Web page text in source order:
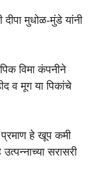
दीपा मुधोळ-मुंडे यांनी
विमा कंपनीने
व मूग या पिकांचे
हे खूप कमी
सरासरी